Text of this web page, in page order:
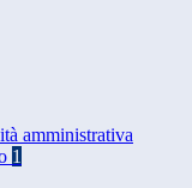
amministrativa
1